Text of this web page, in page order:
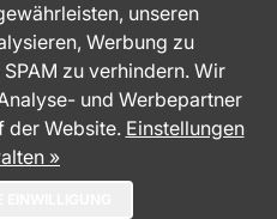
unseren
Werbung zu
zu verhindern. Wir
und Werbepartner
der Website. Einstellungen
»